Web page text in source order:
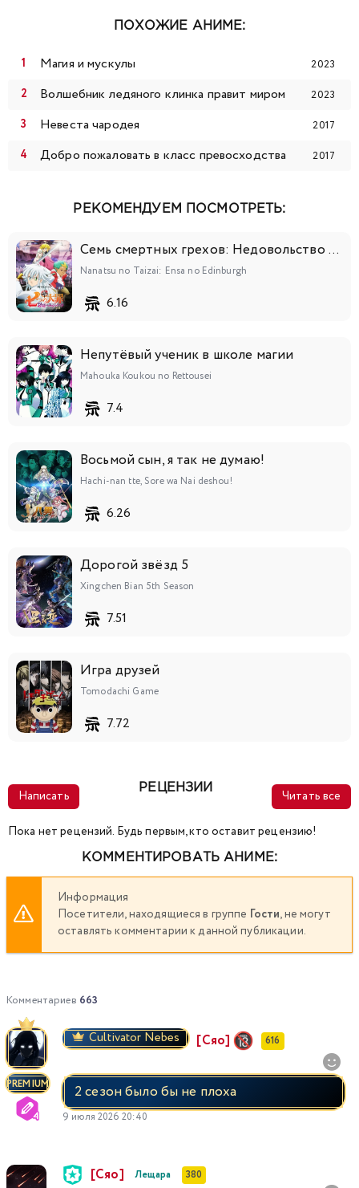
ПОХОЖИЕ АНИМЕ:
Магия и мускулы 2023
Волшебник ледяного клинка правит миром 2023
Невеста чародея 2017
Добро пожаловать в класс превосходства 2017
РЕКОМЕНДУЕМ ПОСМОТРЕТЬ:
Семь смертных грехов: Недовольство Эдинбурга
Nanatsu no Taizai: Ensa no Edinburgh
6.16
Непутёвый ученик в школе магии
Mahouka Koukou no Rettousei
7.4
Восьмой сын, я так не думаю!
Hachi-nan tte, Sore wa Nai deshou!
6.26
Дорогой звёзд 5
Xingchen Bian 5th Season
7.51
Игра друзей
Tomodachi Game
7.72
Написать
РЕЦЕНЗИИ
Читать все
Пока нет рецензий. Будь первым, кто оставит рецензию!
КОММЕНТИРОВАТЬ АНИМЕ:
Информация
Посетители, находящиеся в группе Гости, не могут
оставлять комментарии к данной публикации.
Комментариев 663
PREMIUM
Cultivator Nebes [Сяо] 616
2 сезон было бы не плоха
9 июля 2026 20:40
[Сяо] Лещара 380